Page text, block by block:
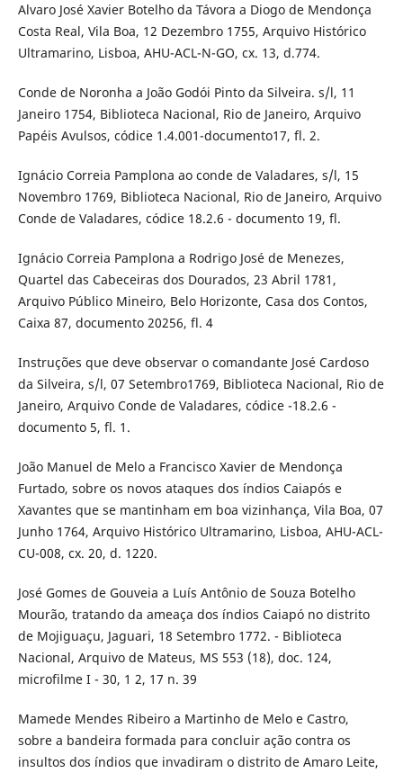
Alvaro José Xavier Botelho da Távora a Diogo de Mendonça
Costa Real, Vila Boa, 12 Dezembro 1755, Arquivo Histórico
Ultramarino, Lisboa, AHU-ACL-N-GO, cx. 13, d.774.
Conde de Noronha a João Godói Pinto da Silveira. s/l, 11
Janeiro 1754, Biblioteca Nacional, Rio de Janeiro, Arquivo
Papéis Avulsos, códice 1.4.001-documento17, fl. 2.
Ignácio Correia Pamplona ao conde de Valadares, s/l, 15
Novembro 1769, Biblioteca Nacional, Rio de Janeiro, Arquivo
Conde de Valadares, códice 18.2.6 - documento 19, fl.
Ignácio Correia Pamplona a Rodrigo José de Menezes,
Quartel das Cabeceiras dos Dourados, 23 Abril 1781,
Arquivo Público Mineiro, Belo Horizonte, Casa dos Contos,
Caixa 87, documento 20256, fl. 4
Instruções que deve observar o comandante José Cardoso
da Silveira, s/l, 07 Setembro1769, Biblioteca Nacional, Rio de
Janeiro, Arquivo Conde de Valadares, códice -18.2.6 -
documento 5, fl. 1.
João Manuel de Melo a Francisco Xavier de Mendonça
Furtado, sobre os novos ataques dos índios Caiapós e
Xavantes que se mantinham em boa vizinhança, Vila Boa, 07
Junho 1764, Arquivo Histórico Ultramarino, Lisboa, AHU-ACL-
CU-008, cx. 20, d. 1220.
José Gomes de Gouveia a Luís Antônio de Souza Botelho
Mourão, tratando da ameaça dos índios Caiapó no distrito
de Mojiguaçu, Jaguari, 18 Setembro 1772. - Biblioteca
Nacional, Arquivo de Mateus, MS 553 (18), doc. 124,
microfilme I - 30, 1 2, 17 n. 39
Mamede Mendes Ribeiro a Martinho de Melo e Castro,
sobre a bandeira formada para concluir ação contra os
insultos dos índios que invadiram o distrito de Amaro Leite,